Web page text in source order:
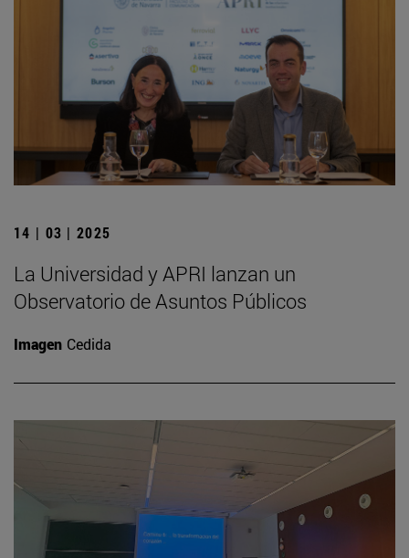
14 | 03 | 2025
La Universidad y APRI lanzan un
Observatorio de Asuntos Públicos
Imagen Cedida